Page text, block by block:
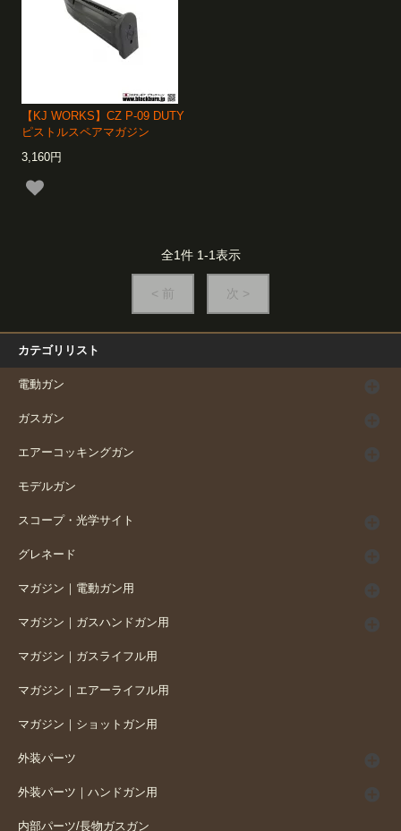
【KJ WORKS】CZ P-09 DUTY
ピストルスペアマガジン
3,160円
全1件 1-1表示
< 前 次 >
カテゴリリスト
電動ガン
ガスガン
エアーコッキングガン
モデルガン
スコープ・光学サイト
グレネード
マガジン｜電動ガン用
マガジン｜ガスハンドガン用
マガジン｜ガスライフル用
マガジン｜エアーライフル用
マガジン｜ショットガン用
外装パーツ
外装パーツ｜ハンドガン用
内部パーツ/長物ガスガン